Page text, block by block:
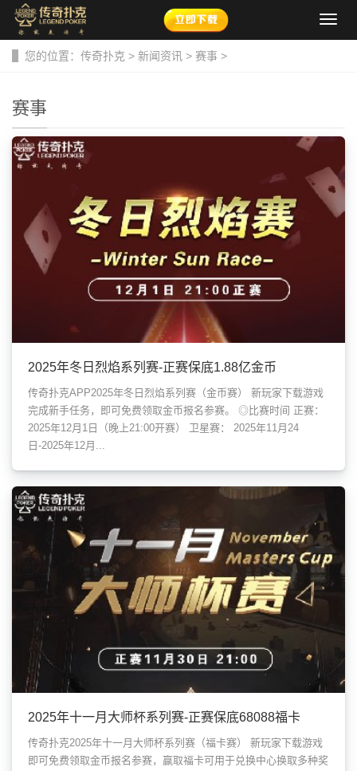
导
您的位置： 传奇扑克 > 新闻资讯 > 赛事 >
赛事
2025年冬日烈焰系列赛-正赛保底1.88亿金币
传奇扑克APP2025年冬日烈焰系列赛（金币赛） 新玩家下载游戏
完成新手任务，即可免费领取金币报名参赛。 ◎比赛时间 正赛：
2025年12月1日（晚上21:00开赛） 卫星赛： 2025年11月24
日-2025年12月...
2025年十一月大师杯系列赛-正赛保底68088福卡
传奇扑克2025年十一月大师杯系列赛（福卡赛） 新玩家下载游戏
即可免费领取金币报名参赛，赢取福卡可用于兑换中心换取多种奖